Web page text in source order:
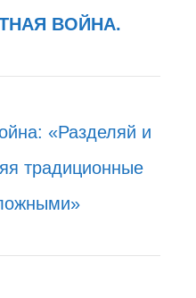
ВОЙНА.
«Разделяй и
традиционные